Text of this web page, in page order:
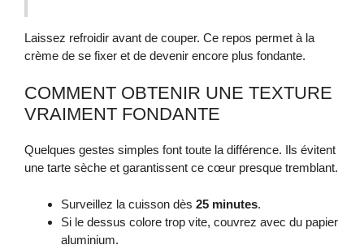
Laissez refroidir avant de couper. Ce repos permet à la
crème de se fixer et de devenir encore plus fondante.
COMMENT OBTENIR UNE TEXTURE
VRAIMENT FONDANTE
Quelques gestes simples font toute la différence. Ils évitent
une tarte sèche et garantissent ce cœur presque tremblant.
Surveillez la cuisson dès 25 minutes.
Si le dessus colore trop vite, couvrez avec du papier
aluminium.